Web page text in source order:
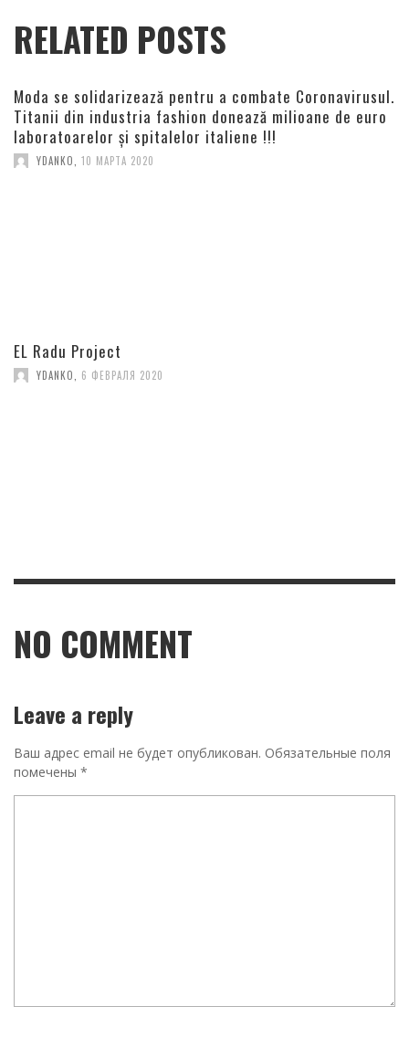
RELATED POSTS
Moda se solidarizează pentru a combate Coronavirusul.
Titanii din industria fashion donează milioane de euro
laboratoarelor și spitalelor italiene !!!
YDANKO 10 МАРТА 2020
EL Radu Project
YDANKO 6 ФЕВРАЛЯ 2020
NO COMMENT
Leave a reply
Ваш адрес email не будет опубликован. Обязательные поля
помечены *